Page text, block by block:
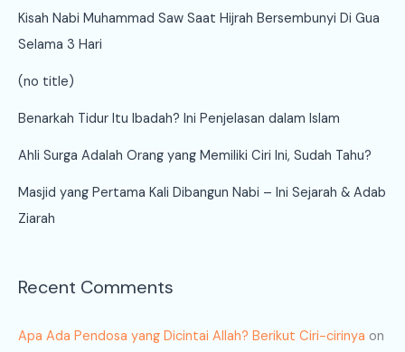
Kisah Nabi Muhammad Saw Saat Hijrah Bersembunyi Di Gua
Selama 3 Hari
(no title)
Benarkah Tidur Itu Ibadah? Ini Penjelasan dalam Islam
Ahli Surga Adalah Orang yang Memiliki Ciri Ini, Sudah Tahu?
Masjid yang Pertama Kali Dibangun Nabi – Ini Sejarah & Adab
Ziarah
Recent Comments
Apa Ada Pendosa yang Dicintai Allah? Berikut Ciri-cirinya on